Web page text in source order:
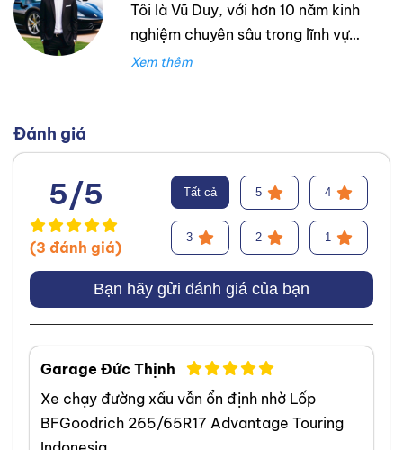
Tôi là Vũ Duy, với hơn 10 năm kinh
nghiệm chuyên sâu trong lĩnh vực
lốp xe. Trong suốt thời gian đó,
cân bằng lốp hiệu suất cao.
Trước đó, tôi đã tích lũy kinh
nghiệm tại hãng Mercedes với vai
trò kỹ sư Công Nghệ Ô Tô. Tôi tự
hào đã tư vấn thành công cho
hơn 3000+ khách hàng, giúp họ
lựa chọn được loại lốp phù hợp,
từ đó cải thiện hiệu suất và an
toàn khi vận hành xe. Chuyên
môn của tôi tập trung vào việc
phân tích và giải thích các yếu tố
quan trọng của lốp xe, bao gồm
Đánh giá
5/5
(3 đánh giá)
Tất cả 5 4
3 2 1
Bạn hãy gửi đánh giá của bạn
Garage Đức Thịnh
Xe chạy đường xấu vẫn ổn định nhờ Lốp
BFGoodrich 265/65R17 Advantage Touring